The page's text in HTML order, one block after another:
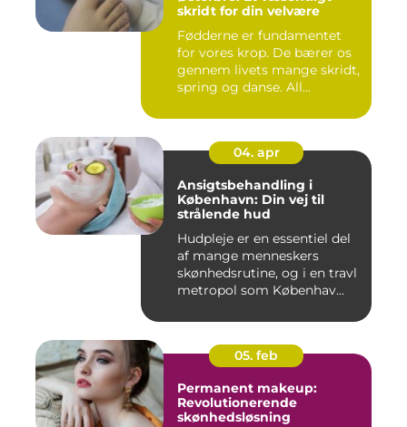
skridt for din velvære
Fødderne er fundamentet
for vores krop. De bærer os
gennem livets mange skridt,
spring og danse. All...
04. apr
Ansigtsbehandling i
København: Din vej til
strålende hud
Hudpleje er en essentiel del
af mange menneskers
skønhedsrutine, og i en travl
metropol som Københav...
05. feb
Permanent makeup:
Revolutionerende
skønhedsløsning